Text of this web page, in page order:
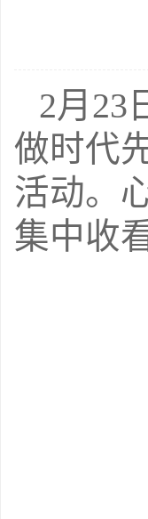
2月23
做时代
活动。
集中收